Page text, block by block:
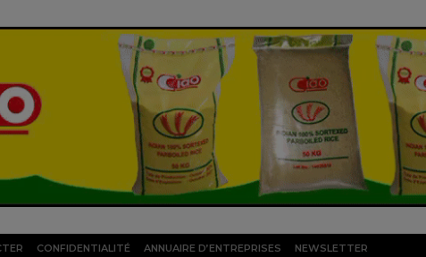
CONFIDENTIALITÉ ANNUAIRE D’ENTREPRISES NEWSLETTER